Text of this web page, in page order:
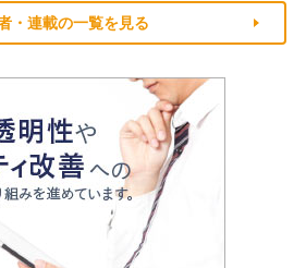
・連載の一覧を見る